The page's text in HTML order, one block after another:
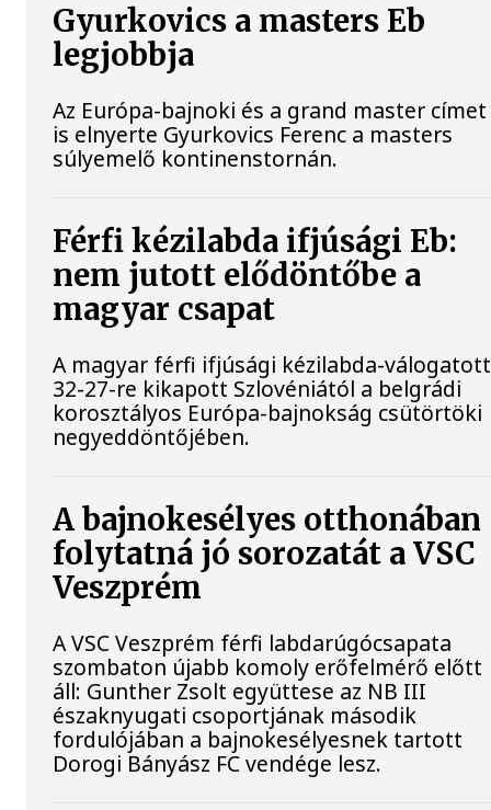
Gyurkovics a masters Eb
legjobbja
Az Európa-bajnoki és a grand master címet
is elnyerte Gyurkovics Ferenc a masters
súlyemelő kontinenstornán.
Férfi kézilabda ifjúsági Eb:
nem jutott elődöntőbe a
magyar csapat
A magyar férfi ifjúsági kézilabda-válogatott
32-27-re kikapott Szlovéniától a belgrádi
korosztályos Európa-bajnokság csütörtöki
negyeddöntőjében.
A bajnokesélyes otthonában
folytatná jó sorozatát a VSC
Veszprém
A VSC Veszprém férfi labdarúgócsapata
szombaton újabb komoly erőfelmérő előtt
áll: Gunther Zsolt együttese az NB III
északnyugati csoportjának második
fordulójában a bajnokesélyesnek tartott
Dorogi Bányász FC vendége lesz.